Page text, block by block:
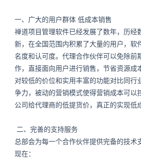
一、广大的用户群体 低成本销售
禅道项目管理软件已经发展了数年，历经
新，在全国范围内积累了大量的用户，软
名度和认可度。代理合作伙伴可以免除前
作，直接面向用户进行销售，节省资源成
对较低的价位和实用丰富的功能对比同行
争力，被动的营销模式使得营销成本可以
公司给代理商的低提货价，真正的实现低
二、完善的支持服务
总部会为每一个合作伙伴提供完备的技术
现在：